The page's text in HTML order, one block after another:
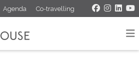
Agenda Co-travelling